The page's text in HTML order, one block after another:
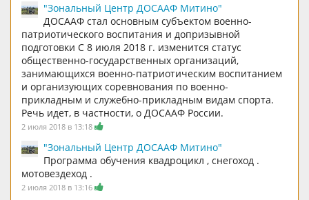
"Зональный Центр ДОСААФ Митино"
ДОСААФ стал основным субъектом военно-
патриотического воспитания и допризывной
подготовки С 8 июля 2018 г. изменится статус
общественно-государственных организаций,
занимающихся военно-патриотическим воспитанием
и организующих соревнования по военно-
прикладным и служебно-прикладным видам спорта.
Речь идет, в частности, о ДОСААФ России.
2 июля 2018 в 13:18
"Зональный Центр ДОСААФ Митино"
Программа обучения квадроцикл , снегоход .
мотовездеход .
2 июля 2018 в 13:16